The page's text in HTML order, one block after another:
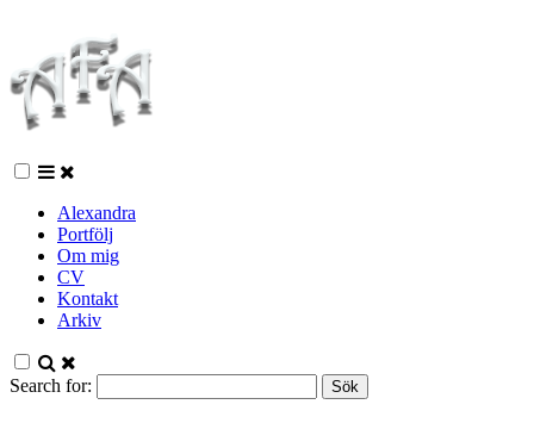
Alexandra
Portfölj
Om mig
CV
Kontakt
Arkiv
Search for: